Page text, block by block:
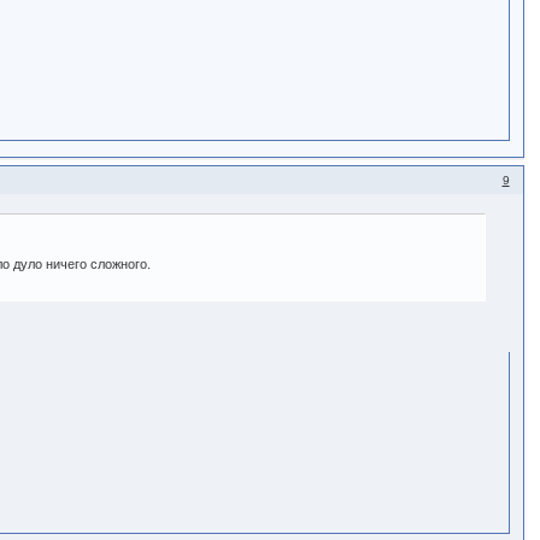
9
дуло ничего сложного.